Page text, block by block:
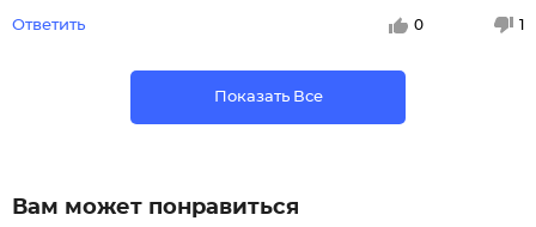
Ответить 0
Показать Все
Вам может понравиться